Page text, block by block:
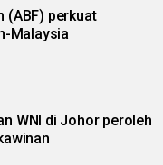
(ABF) perkuat
Malaysia
WNI di Johor peroleh